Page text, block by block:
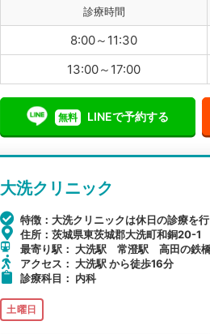
診療時間
8:00～11:30
13:00～17:00
無料 LINEで予約する
大洗クリニック
特徴：大洗クリニックは休日の診療を
住所：茨城県東茨城郡大洗町和銅20-1
最寄り駅： 大洗駅 常澄駅 高田の鉄
アクセス： 大洗駅 から徒歩16分
診療科目： 内科
土曜日